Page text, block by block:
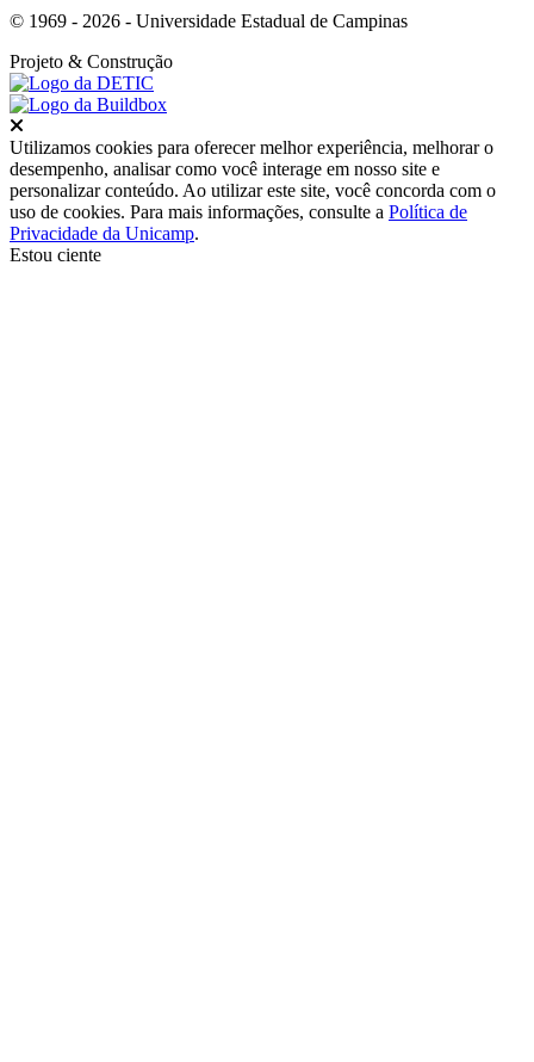
© 1969 - 2026 - Universidade Estadual de Campinas
Projeto & Construção
Utilizamos cookies para oferecer melhor experiência, melhorar o
desempenho, analisar como você interage em nosso site e
personalizar conteúdo. Ao utilizar este site, você concorda com o
uso de cookies. Para mais informações, consulte a Política de
Privacidade da Unicamp.
Estou ciente